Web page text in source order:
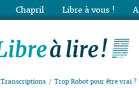
Transcriptions Trop Robot pour être vrai ?
Chapril Libre à vous !